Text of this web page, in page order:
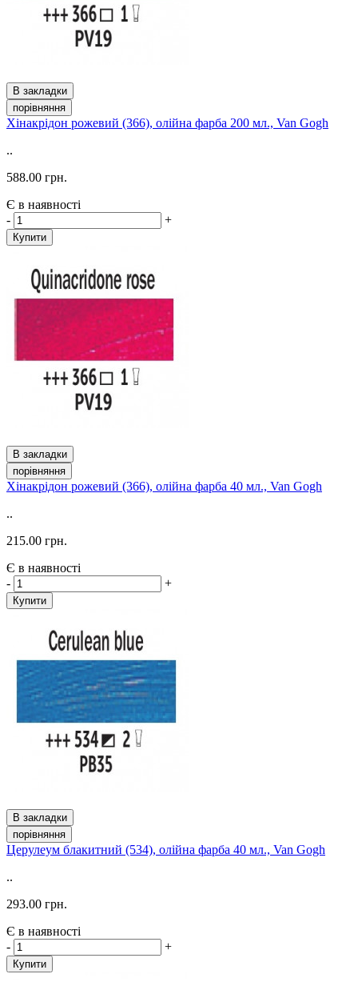
В закладки
порівняння
Хінакрідон рожевий (366), олійна фарба 200 мл., Van Gogh
..
588.00 грн.
Є в наявності
-
+
Купити
В закладки
порівняння
Хінакрідон рожевий (366), олійна фарба 40 мл., Van Gogh
..
215.00 грн.
Є в наявності
-
+
Купити
В закладки
порівняння
Церулеум блакитний (534), олійна фарба 40 мл., Van Gogh
..
293.00 грн.
Є в наявності
-
+
Купити